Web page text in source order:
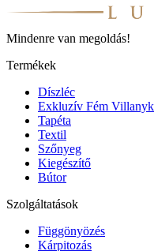
Mindenre van megoldás!
Termékek
Díszléc
Exkluzív Fém
Tapéta
Textil
Szőnyeg
Kiegészítő
Bútor
Szolgáltatások
Függönyözés
Kárpitozás